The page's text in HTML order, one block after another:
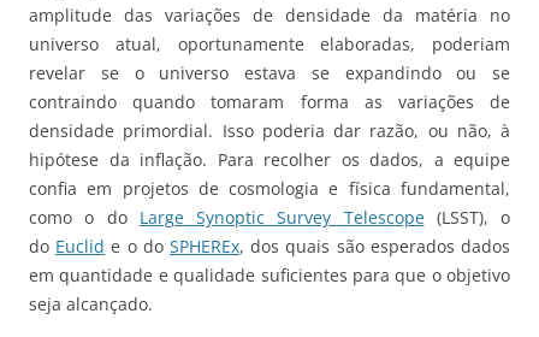
amplitude das variações de densidade da matéria no
universo atual, oportunamente elaboradas, poderiam
revelar se o universo estava se expandindo ou se
contraindo quando tomaram forma as variações de
densidade primordial. Isso poderia dar razão, ou não, à
hipótese da inflação. Para recolher os dados, a equipe
confia em projetos de cosmologia e física fundamental,
como o do Large Synoptic Survey Telescope(LSST), o
do Euclid e o doSPHEREx, dos quais são esperados dados
em quantidade e qualidade suficientes para que o objetivo
seja alcançado.